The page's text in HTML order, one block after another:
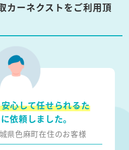
カーネクストをご利用頂
心して任せられるた
依頼しました。
県色麻町在住のお客様